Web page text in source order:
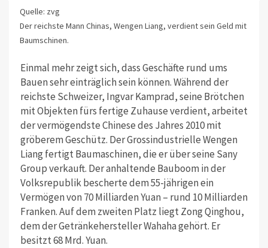
Quelle: zvg
Der reichste Mann Chinas, Wengen Liang, verdient sein Geld mit
Baumschinen.
Einmal mehr zeigt sich, dass Geschäfte rund ums
Bauen sehr einträglich sein können. Während der
reichste Schweizer, Ingvar Kamprad, seine Brötchen
mit Objekten fürs fertige Zuhause verdient, arbeitet
der vermögendste Chinese des Jahres 2010 mit
gröberem Geschütz. Der Grossindustrielle Wengen
Liang fertigt Baumaschinen, die er über seine Sany
Group verkauft. Der anhaltende Bauboom in der
Volksrepublik bescherte dem 55-jährigen ein
Vermögen von 70 Milliarden Yuan – rund 10 Milliarden
Franken. Auf dem zweiten Platz liegt Zong Qinghou,
dem der Getränkehersteller Wahaha gehört. Er
besitzt 68 Mrd. Yuan.